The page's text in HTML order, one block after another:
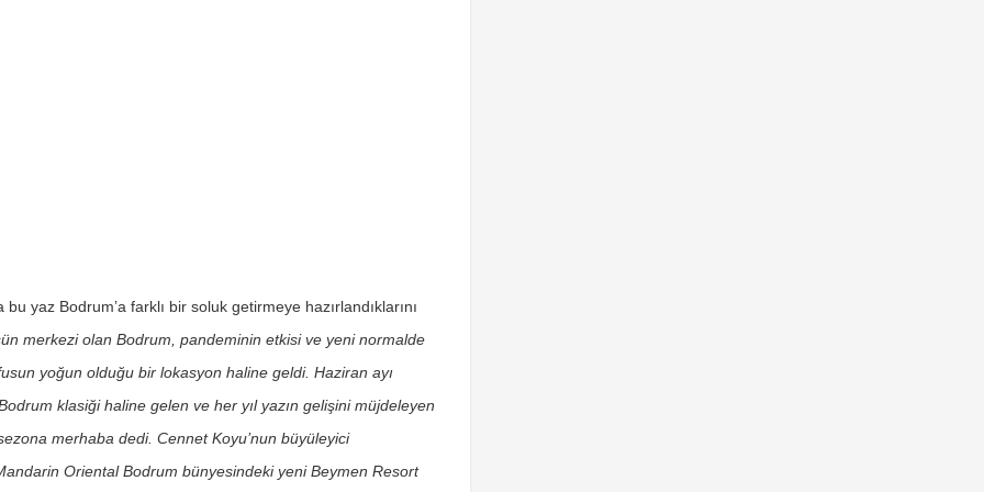
yaz Bodrum’a farklı bir soluk getirmeye hazırlandıklarını
merkezi olan Bodrum, pandeminin etkisi ve yeni normalde
yoğun olduğu bir lokasyon haline geldi. Haziran ayı
klasiği haline gelen ve her yıl yazın gelişini müjdeleyen
merhaba dedi. Cennet Koyu’nun büyüleyici
Oriental Bodrum bünyesindeki yeni Beymen Resort